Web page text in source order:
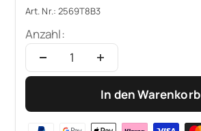
Art. Nr.: 2569T8B3
Anzahl:
In den Warenkorb